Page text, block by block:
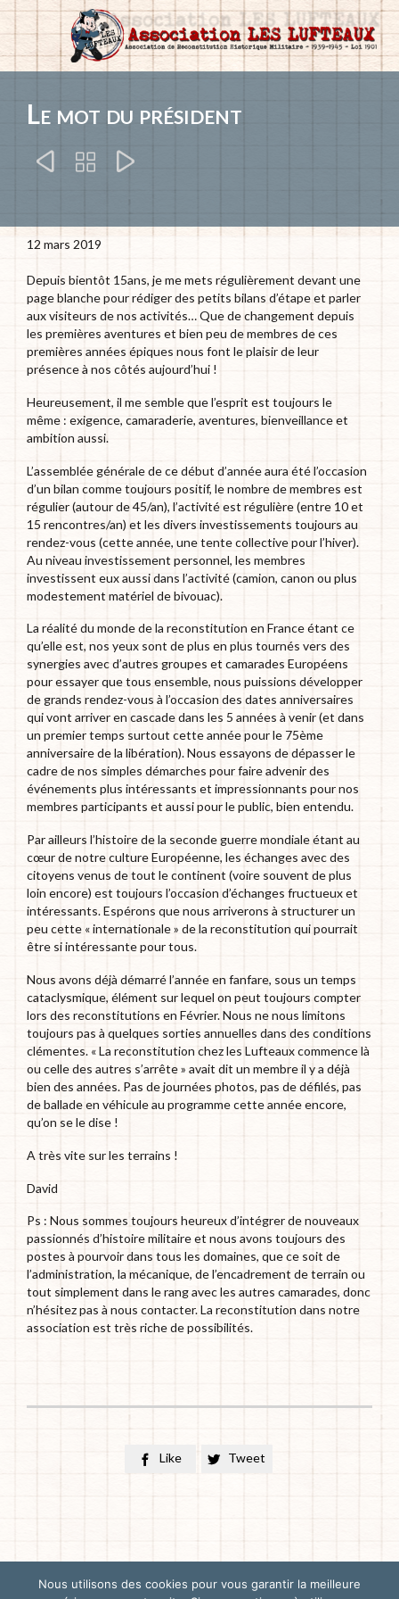
Le mot du président
  
12 mars 2019
Depuis bientôt 15ans, je me mets régulièrement devant une
page blanche pour rédiger des petits bilans d’étape et parler
aux visiteurs de nos activités… Que de changement depuis
les premières aventures et bien peu de membres de ces
premières années épiques nous font le plaisir de leur
présence à nos côtés aujourd’hui !
Heureusement, il me semble que l’esprit est toujours le
même : exigence, camaraderie, aventures, bienveillance et
ambition aussi.
L’assemblée générale de ce début d’année aura été l’occasion
d’un bilan comme toujours positif, le nombre de membres est
régulier (autour de 45/an), l’activité est régulière (entre 10 et
15 rencontres/an) et les divers investissements toujours au
rendez-vous (cette année, une tente collective pour l’hiver).
Au niveau investissement personnel, les membres
investissent eux aussi dans l’activité (camion, canon ou plus
modestement matériel de bivouac).
La réalité du monde de la reconstitution en France étant ce
qu’elle est, nos yeux sont de plus en plus tournés vers des
synergies avec d’autres groupes et camarades Européens
pour essayer que tous ensemble, nous puissions développer
de grands rendez-vous à l’occasion des dates anniversaires
qui vont arriver en cascade dans les 5 années à venir (et dans
un premier temps surtout cette année pour le 75ème
anniversaire de la libération). Nous essayons de dépasser le
cadre de nos simples démarches pour faire advenir des
événements plus intéressants et impressionnants pour nos
membres participants et aussi pour le public, bien entendu.
Par ailleurs l’histoire de la seconde guerre mondiale étant au
cœur de notre culture Européenne, les échanges avec des
citoyens venus de tout le continent (voire souvent de plus
loin encore) est toujours l’occasion d’échanges fructueux et
intéressants. Espérons que nous arriverons à structurer un
peu cette « internationale » de la reconstitution qui pourrait
être si intéressante pour tous.
Nous avons déjà démarré l’année en fanfare, sous un temps
cataclysmique, élément sur lequel on peut toujours compter
lors des reconstitutions en Février. Nous ne nous limitons
toujours pas à quelques sorties annuelles dans des conditions
clémentes. « La reconstitution chez les Lufteaux commence là
ou celle des autres s’arrête » avait dit un membre il y a déjà
bien des années. Pas de journées photos, pas de défilés, pas
de ballade en véhicule au programme cette année encore,
qu’on se le dise !
A très vite sur les terrains !
David
Ps : Nous sommes toujours heureux d’intégrer de nouveaux
passionnés d’histoire militaire et nous avons toujours des
postes à pourvoir dans tous les domaines, que ce soit de
l’administration, la mécanique, de l’encadrement de terrain ou
tout simplement dans le rang avec les autres camarades, donc
n’hésitez pas à nous contacter. La reconstitution dans notre
association est très riche de possibilités.
 Like  Tweet
Nous utilisons des cookies pour vous garantir la meilleure